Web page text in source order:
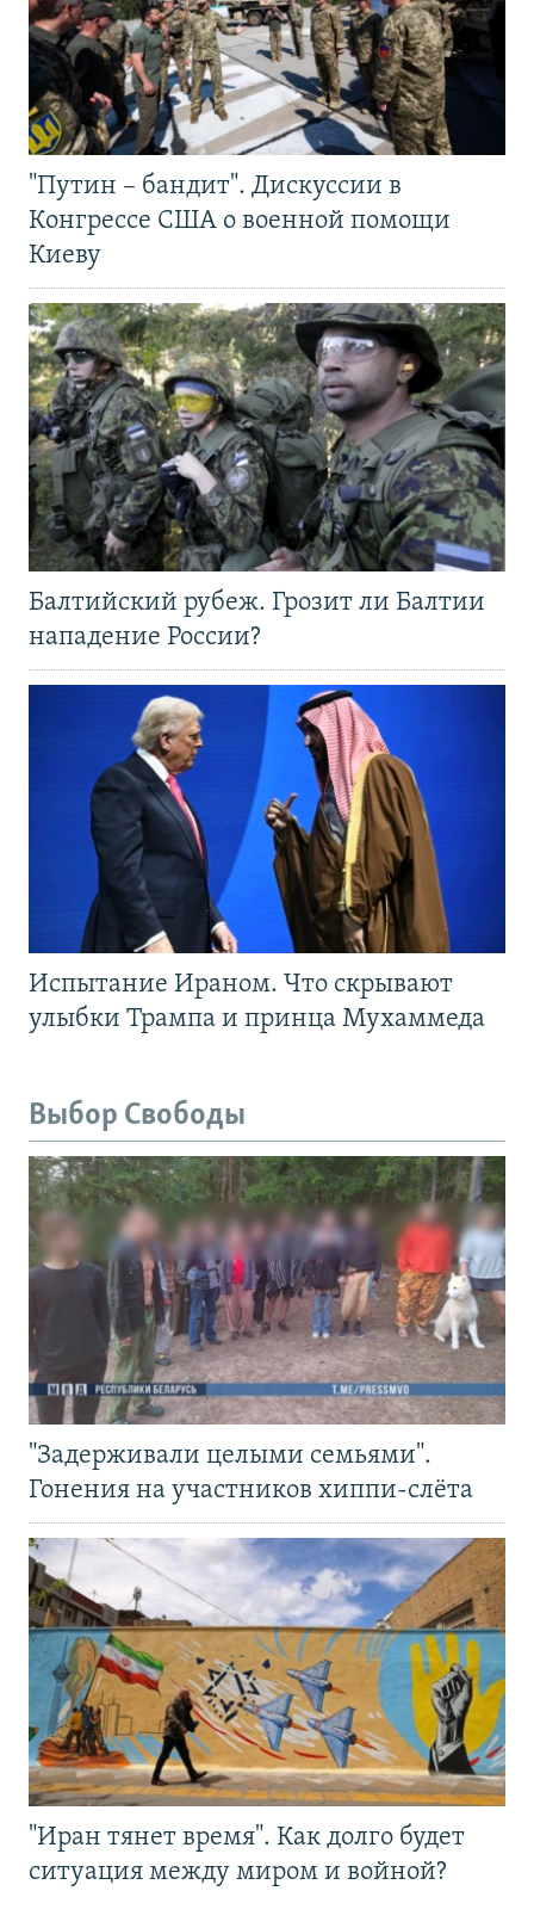
"Путин – бандит". Дискуссии в
Конгрессе США о военной помощи
Киеву
Балтийский рубеж. Грозит ли Балтии
нападение России?
Испытание Ираном. Что скрывают
улыбки Трампа и принца Мухаммеда
Выбор Свободы
"Задерживали целыми семьями".
Гонения на участников хиппи-слёта
"Иран тянет время". Как долго будет
ситуация между миром и войной?